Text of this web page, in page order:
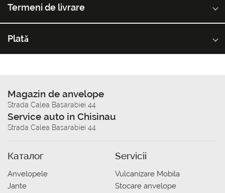
Termeni de livrare
Plată
Magazin de anvelope
Strada Calea Basarabiei 44
Service auto in Chisinau
Strada Calea Basarabiei 44
Каталог
Anvelopele
Jante
Servicii
Vulcanizare Mobila
Stocare anvelope